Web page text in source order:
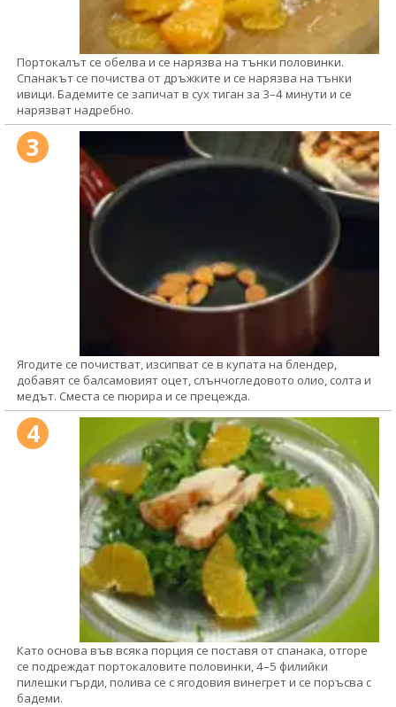
Портокалът се обелва и се нарязва на тънки половинки.
Спанакът се почиства от дръжките и се нарязва на тънки
ивици. Бадемите се запичат в сух тиган за 3–4 минути и се
нарязват надребно.
3
Ягодите се почистват, изсипват се в купата на блендер,
добавят се балсамовият оцет, слънчогледовото олио, солта и
медът. Сместа се пюрира и се прецежда.
4
Като основа във всяка порция се поставя от спанака, отгоре
се подреждат портокаловите половинки, 4–5 филийки
пилешки гърди, полива се с ягодовия винегрет и се поръсва с
бадеми.